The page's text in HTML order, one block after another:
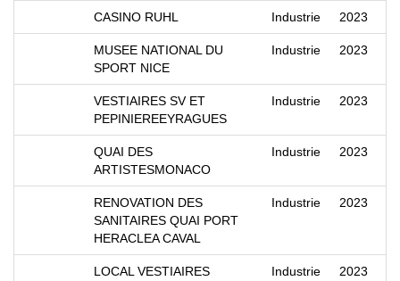
CASINO RUHL Industrie 2023
MUSEE NATIONAL DU
SPORT NICE
Industrie 2023
VESTIAIRES SV ET
PEPINIEREEYRAGUES
Industrie 2023
QUAI DES
ARTISTESMONACO
Industrie 2023
RENOVATION DES
SANITAIRES QUAI PORT
HERACLEA CAVAL
Industrie 2023
LOCAL VESTIAIRES
Industrie 2023